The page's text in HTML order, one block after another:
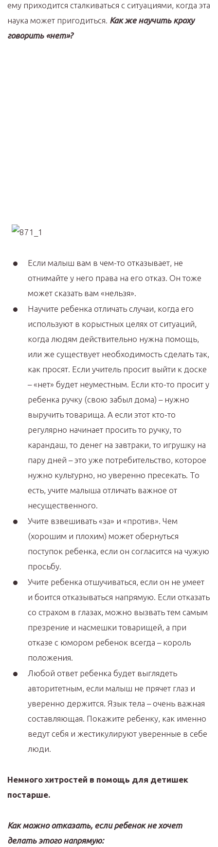
ему приходится сталкиваться с ситуациями, когда эта
наука может пригодиться. Как же научить кроху
говорить «нет»?
Если малыш вам в чем-то отказывает, не
отнимайте у него права на его отказ. Он тоже
может сказать вам «нельзя».
Научите ребенка отличать случаи, когда его
используют в корыстных целях от ситуаций,
когда людям действительно нужна помощь,
или же существует необходимость сделать так,
как просят. Если учитель просит выйти к доске
– «нет» будет неуместным. Если кто-то просит у
ребенка ручку (свою забыл дома) – нужно
выручить товарища. А если этот кто-то
регулярно начинает просить то ручку, то
карандаш, то денег на завтраки, то игрушку на
пару дней – это уже потребительство, которое
нужно культурно, но уверенно пресекать. То
есть, учите малыша отличать важное от
несущественного.
Учите взвешивать «за» и «против». Чем
(хорошим и плохим) может обернуться
поступок ребенка, если он согласится на чужую
просьбу.
Учите ребенка отшучиваться, если он не умеет
и боится отказываться напрямую. Если отказать
со страхом в глазах, можно вызвать тем самым
презрение и насмешки товарищей, а при
отказе с юмором ребенок всегда – король
положения.
Любой ответ ребенка будет выглядеть
авторитетным, если малыш не прячет глаз и
уверенно держится. Язык тела – очень важная
составляющая. Покажите ребенку, как именно
ведут себя и жестикулируют уверенные в себе
люди.
Немного хитростей в помощь для детишек
постарше.
Как можно отказать, если ребенок не хочет
делать этого напрямую: